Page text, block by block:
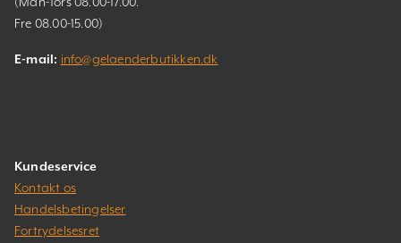
Fre 08.00-15.00)
E-mail: info@gelaenderbutikken.dk
Kundeservice
Kontakt os
Handelsbetingelser
Fortrydelsesret